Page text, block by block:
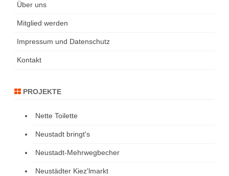
Über uns
Mitglied werden
Impressum und Datenschutz
Kontakt
PROJEKTE
Nette Toilette
Neustadt bringt's
Neustadt-Mehrwegbecher
Neustädter Kiez'lmarkt